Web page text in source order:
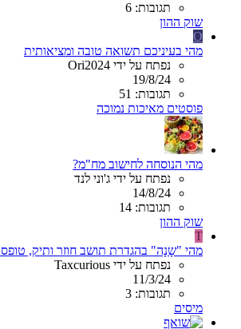
תגובות: 6
שוק ההון
O
מהי בעיניכם תשואה טובה ומציאותית
נפתח על ידי Ori2024
19/8/24
תגובות: 51
פוסטים מאיכות נמוכה
מהי הנוסחה לחישוב מח"מ?
נפתח על ידי ג'וני לנד
14/8/24
תגובות: 14
שוק ההון
T
מהי "שָנָה" בהגדרת תושב חוזר ותיק, טופס 113 של מס הכנסה
נפתח על ידי Taxcurious
11/3/24
תגובות: 3
מיסים